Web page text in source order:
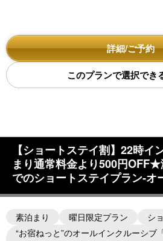
詳細/ご予約
このプランで選択でき
【ショートステイ割】22時
まり通常料金より500円
でのショートステイプラン‐オ
素泊まり 曜日限定プラン
シ
“お宿ねっと”のオールインクルーシブ